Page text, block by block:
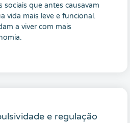
sociais que antes causavam
vida mais leve e funcional.
a viver com mais
e regulação